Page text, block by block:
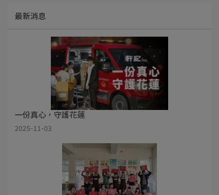
最新消息
一份真心，守護花蓮
2025-11-03